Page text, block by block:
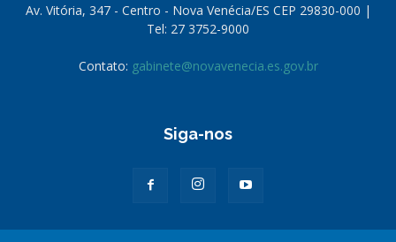
Av. Vitória, 347 - Centro - Nova Venécia/ES CEP 29830-000 |
Tel: 27 3752-9000
Contato: gabinete@novavenecia.es.gov.br
Siga-nos